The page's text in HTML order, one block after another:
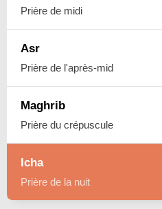
Prière de midi
Asr
Prière de l'après-mid
Maghrib
Prière du crépuscule
Icha
Prière de la nuit